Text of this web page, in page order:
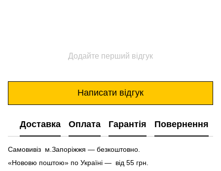
Додайте перший відгук
Написати відгук
Доставка Оплата Гарантія Повернення
Самовивіз м.Запоріжжя — безкоштовно.
«Нововю поштою» по Україні — від 55 грн.